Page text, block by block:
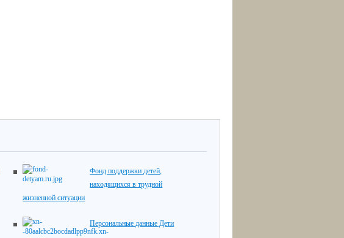
Фонд поддержки детей,
находящихся в трудной
жизненной ситуации
Персональные данные Дети